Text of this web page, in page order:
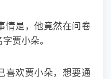
情是，他竟然在问卷
贾小朵。
喜欢贾小朵，想要通